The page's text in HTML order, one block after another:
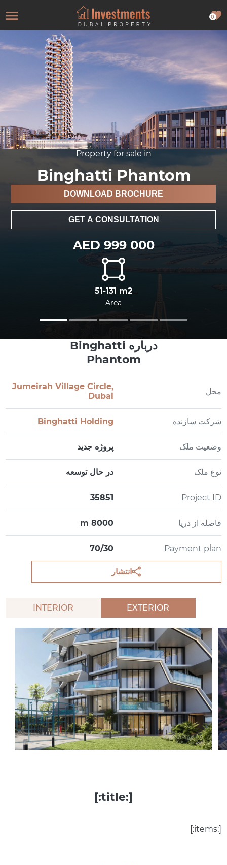
0
Property for sale in
Binghatti Phantom
DOWNLOAD BROCHURE
GET A CONSULTATION
AED 999 000
51-131 m2
Area
درباره Binghatti
Phantom
محل
Jumeirah Village Circle,
Dubai
شرکت سازنده Binghatti Holding
وضعیت ملک پروژه جدید
نوع ملک در حال توسعه
Project ID
35851
فاصله از دریا 8000 m
Payment plan
70/30
انتشار
EXTERIOR
INTERIOR
[:title:]
[:items:]